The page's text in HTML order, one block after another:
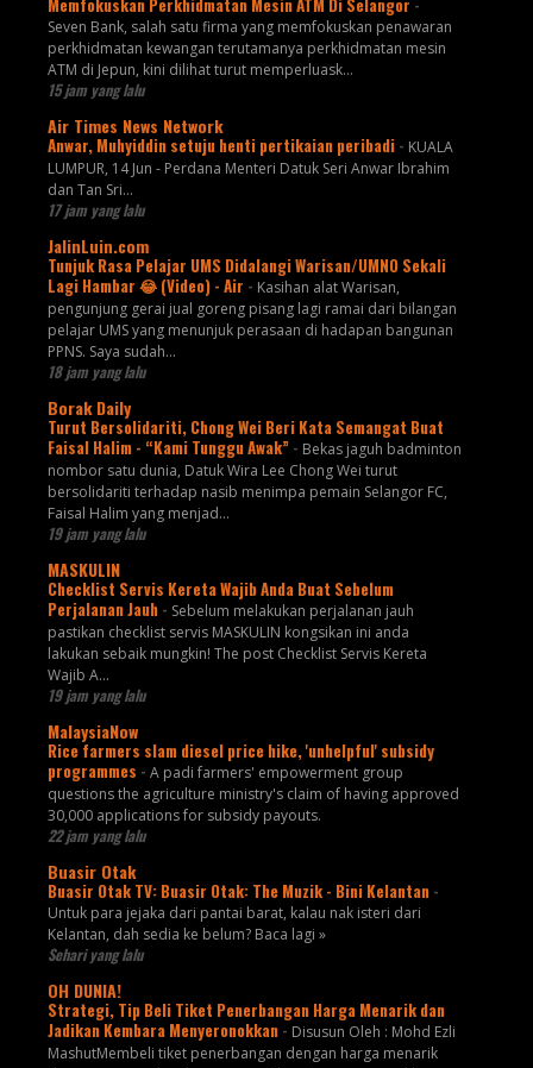
Memfokuskan Perkhidmatan Mesin ATM Di Selangor -
Seven Bank, salah satu firma yang memfokuskan penawaran
perkhidmatan kewangan terutamanya perkhidmatan mesin
ATM di Jepun, kini dilihat turut memperluask...
15 jam yang lalu
Air Times News Network
Anwar, Muhyiddin setuju henti pertikaian peribadi - KUALA
LUMPUR, 14 Jun - Perdana Menteri Datuk Seri Anwar Ibrahim
dan Tan Sri…
17 jam yang lalu
JalinLuin.com
Tunjuk Rasa Pelajar UMS Didalangi Warisan/UMNO Sekali
Lagi Hambar 😂 (Video) - Air - Kasihan alat Warisan,
pengunjung gerai jual goreng pisang lagi ramai dari bilangan
pelajar UMS yang menunjuk perasaan di hadapan bangunan
PPNS. Saya sudah...
18 jam yang lalu
Borak Daily
Turut Bersolidariti, Chong Wei Beri Kata Semangat Buat
Faisal Halim - “Kami Tunggu Awak” - Bekas jaguh badminton
nombor satu dunia, Datuk Wira Lee Chong Wei turut
bersolidariti terhadap nasib menimpa pemain Selangor FC,
Faisal Halim yang menjad...
19 jam yang lalu
MASKULIN
Checklist Servis Kereta Wajib Anda Buat Sebelum
Perjalanan Jauh - Sebelum melakukan perjalanan jauh
pastikan checklist servis MASKULIN kongsikan ini anda
lakukan sebaik mungkin! The post Checklist Servis Kereta
Wajib A...
19 jam yang lalu
MalaysiaNow
Rice farmers slam diesel price hike, 'unhelpful' subsidy
programmes - A padi farmers' empowerment group
questions the agriculture ministry's claim of having approved
30,000 applications for subsidy payouts.
22 jam yang lalu
Buasir Otak
Buasir Otak TV: Buasir Otak: The Muzik - Bini Kelantan -
Untuk para jejaka dari pantai barat, kalau nak isteri dari
Kelantan, dah sedia ke belum? Baca lagi »
Sehari yang lalu
OH DUNIA!
Strategi, Tip Beli Tiket Penerbangan Harga Menarik dan
Jadikan Kembara Menyeronokkan - Disusun Oleh : Mohd Ezli
MashutMembeli tiket penerbangan dengan harga menarik